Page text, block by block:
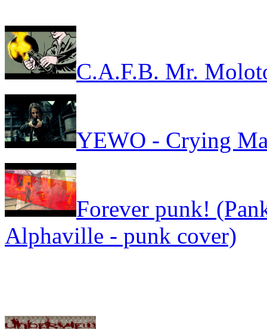
C.A.F.B. Mr.
YEWO - Crying
Forever punk!
Alphaville - punk cover)